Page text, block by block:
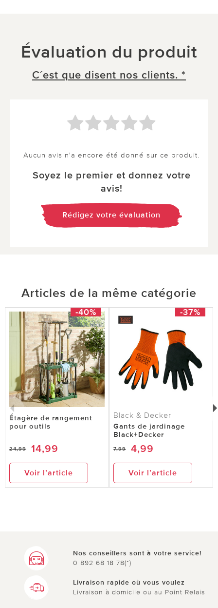
Évaluation du produit
C´est que disent nos clients. *
Aucun avis n'a encore été donné sur ce produit.
Soyez le premier et donnez votre
avis!
Rédigez votre évaluation
Articles de la même catégorie
-40%
Étagère de rangement
pour outils
24,99 14,99
Voir l’article
-37%
Black & Decker
Gants de jardinage
Black+Decker
7,99 4,99
Voir l’article
Nos conseillers sont à votre service!
0 892 68 18 78(*)
Livraison rapide où vous voulez
Livraison à domicile ou au Point Relais